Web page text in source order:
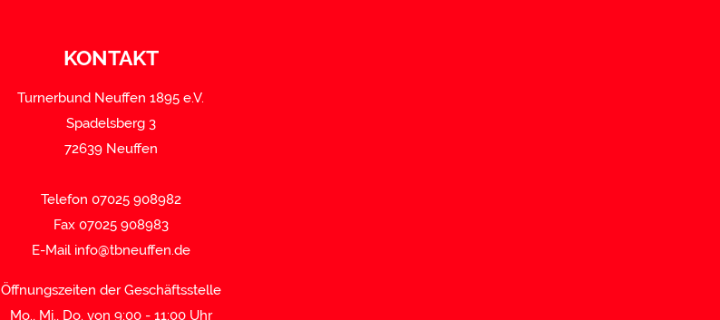
KONTAKT
Turnerbund Neuffen 1895 e.V.
Spadelsberg 3
72639 Neuffen
Telefon 07025 908982
Fax 07025 908983
E-Mail info@tbneuffen.de
Öffnungszeiten der Geschäftsstelle
Mo., Mi., Do. von 9:00 - 11:00 Uhr